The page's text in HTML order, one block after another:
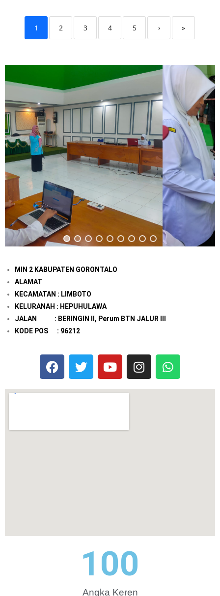
1 2 3 4 5 › »
MIN 2 KABUPATEN GORONTALO
ALAMAT
KECAMATAN : LIMBOTO
KELURANAH : HEPUHULAWA
JALAN : BERINGIN II, Perum BTN JALUR III
KODE POS : 96212
Angka Keren
100